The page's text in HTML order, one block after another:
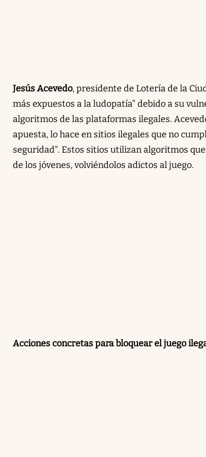
Jesús Acevedo, presidente de Lotería de la
más expuestos a la ludopatía" debido a su
algoritmos de las plataformas ilegales.
apuesta, lo hace en sitios ilegales que no
seguridad". Estos sitios utilizan algoritmos
de los jóvenes, volviéndolos adictos al juego.
Acciones concretas para bloquear el juego